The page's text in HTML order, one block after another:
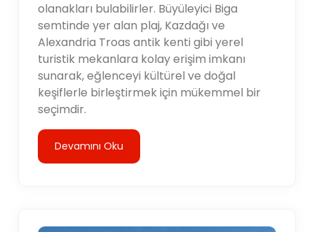
olanakları bulabilirler. Büyüleyici Biga
semtinde yer alan plaj, Kazdağı ve
Alexandria Troas antik kenti gibi yerel
turistik mekanlara kolay erişim imkanı
sunarak, eğlenceyi kültürel ve doğal
keşiflerle birleştirmek için mükemmel bir
seçimdir.
Devamını Oku